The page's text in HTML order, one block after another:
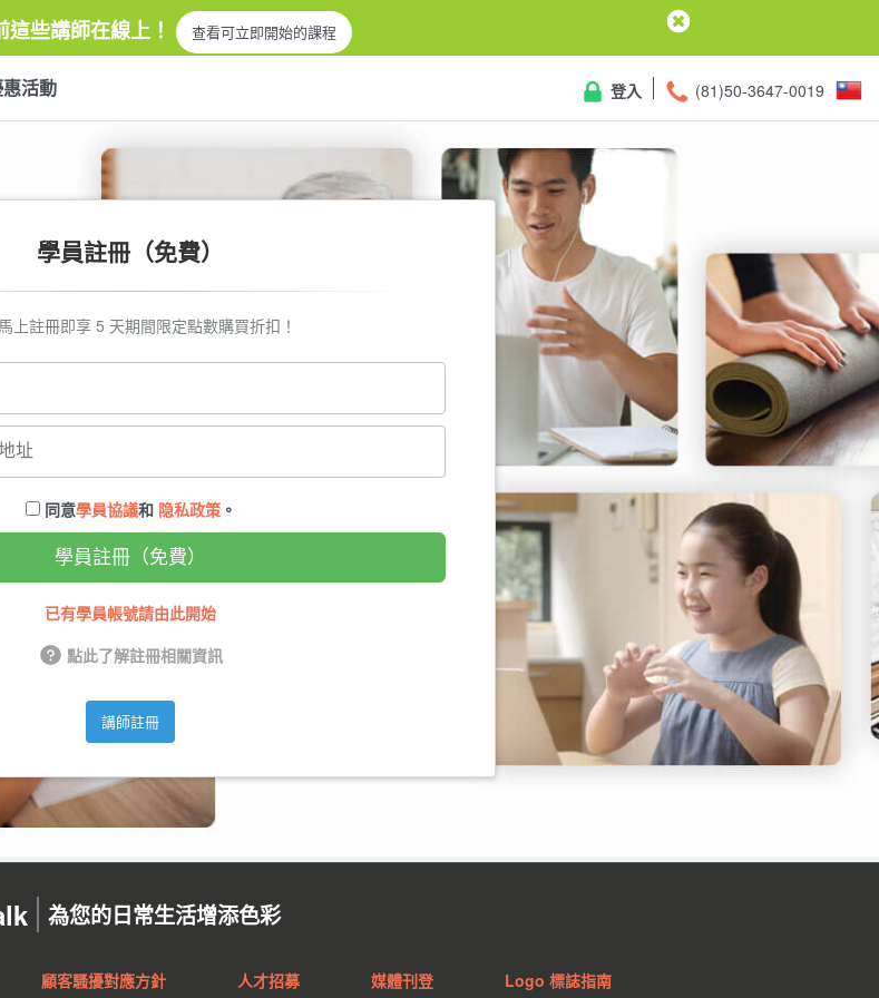
這些講師在線上！ 查看可立即開始的課程
(81)50-3647-0019
登入
活動
學員註冊（免費）
馬上註冊即享 5 天期間限定點數購買折扣！
同意學員協議和 隐私政策。
學員註冊（免費）
已有學員帳號請由此開始
點此了解註冊相關資訊
講師註冊
為您的日常生活增添色彩
顧客騷擾對應方針 人才招募 媒體刊登 Logo 標誌指南